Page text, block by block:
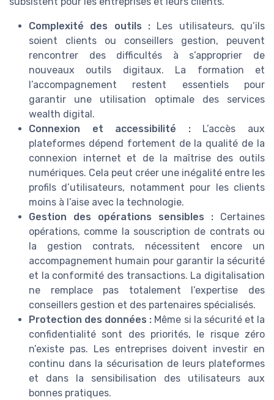
Complexité des outils : Les utilisateurs, qu’ils
soient clients ou conseillers gestion, peuvent
rencontrer des difficultés à s’approprier de
nouveaux outils digitaux. La formation et
l’accompagnement restent essentiels pour
garantir une utilisation optimale des services
wealth digital.
Connexion et accessibilité :L’accès aux
plateformes dépend fortement de la qualité de la
connexion internet et de la maîtrise des outils
numériques. Cela peut créer une inégalité entre les
profils d’utilisateurs, notamment pour les clients
moins à l’aise avec la technologie.
Gestion des opérations sensibles : Certaines
opérations, comme la souscription de contrats ou
la gestion contrats, nécessitent encore un
accompagnement humain pour garantir la sécurité
et la conformité des transactions. La digitalisation
ne remplace pas totalement l’expertise des
conseillers gestion et des partenaires spécialisés.
Protection des données : Même si la sécurité et la
confidentialité sont des priorités, le risque zéro
n’existe pas. Les entreprises doivent investir en
continu dans la sécurisation de leurs plateformes
et dans la sensibilisation des utilisateurs aux
bonnes pratiques.